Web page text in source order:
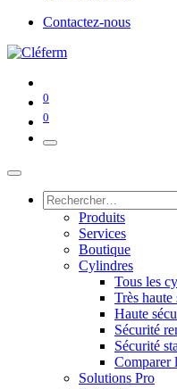
Contactez-nous
0
0
Produits
Services
Boutique
Cylindres
Tous les
Très haute
Haute
Sécurité
Sécurité
Comparer
Solutions Pro